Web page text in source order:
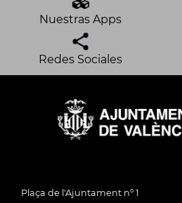
Nuestras Apps
Redes Sociales
Plaça de l'Ajuntament nº 1